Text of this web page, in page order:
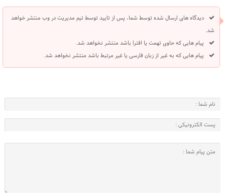
دیدگاه های ارسال شده توسط شما، پس از تایید توسط تیم مدیریت در وب منتشر خواهد
شد.
پیام هایی که حاوی تهمت یا افترا باشد منتشر نخواهد شد.
پیام هایی که به غیر از زبان فارسی یا غیر مرتبط باشد منتشر نخواهد شد.